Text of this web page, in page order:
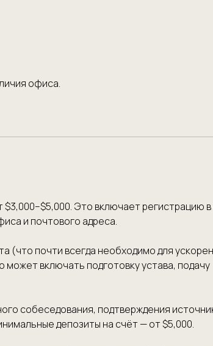
офиса.
Это включает регистрацию
и почтового адреса.
(что почти всегда необходимо для
включать подготовку устава, подачу
собеседования, подтверждения
депозиты на счёт — от $5,000.